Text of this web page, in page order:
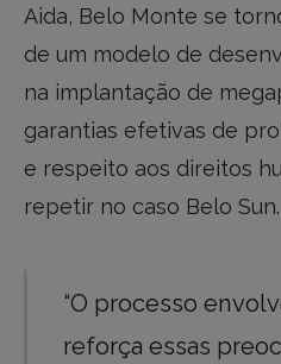
Aida, Belo Monte se
de um modelo de
na implantação de
garantias efetivas de
e respeito aos direitos
repetir no caso Belo Sun.
“O processo
reforça essas